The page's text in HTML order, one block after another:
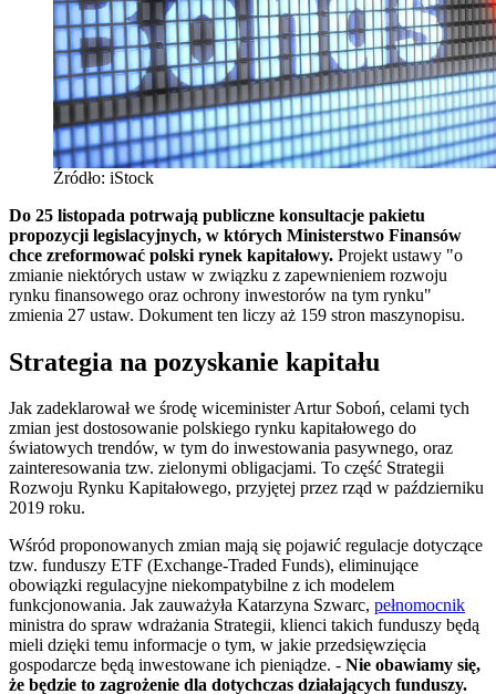
Źródło: iStock
Do 25 listopada potrwają publiczne konsultacje pakietu
propozycji legislacyjnych, w których Ministerstwo Finansów
chce zreformować polski rynek kapitałowy. Projekt ustawy "o
zmianie niektórych ustaw w związku z zapewnieniem rozwoju
rynku finansowego oraz ochrony inwestorów na tym rynku"
zmienia 27 ustaw. Dokument ten liczy aż 159 stron maszynopisu.
Strategia na pozyskanie kapitału
Jak zadeklarował we środę wiceminister Artur Soboń, celami tych
zmian jest dostosowanie polskiego rynku kapitałowego do
światowych trendów, w tym do inwestowania pasywnego, oraz
zainteresowania tzw. zielonymi obligacjami. To część Strategii
Rozwoju Rynku Kapitałowego, przyjętej przez rząd w październiku
2019 roku.
Wśród proponowanych zmian mają się pojawić regulacje dotyczące
tzw. funduszy ETF (Exchange-Traded Funds), eliminujące
obowiązki regulacyjne niekompatybilne z ich modelem
funkcjonowania. Jak zauważyła Katarzyna Szwarc, pełnomocnik
ministra do spraw wdrażania Strategii, klienci takich funduszy będą
mieli dzięki temu informacje o tym, w jakie przedsięwzięcia
gospodarcze będą inwestowane ich pieniądze. - Nie obawiamy się,
że będzie to zagrożenie dla dotychczas działających funduszy.